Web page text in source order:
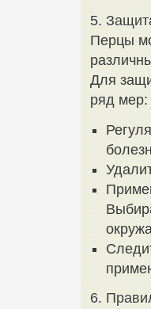
5.
Перцы
Для
ряд мер:
6.